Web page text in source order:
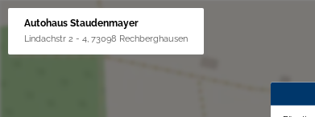
Autohaus Staudenmayer
Lindachstr 2 - 4, 73098 Rechberghausen